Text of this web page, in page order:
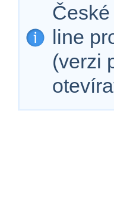
line
(verzi